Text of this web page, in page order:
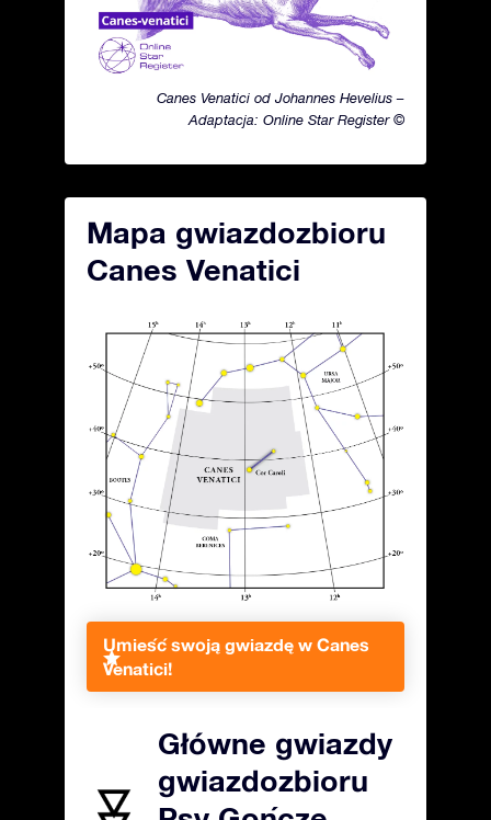
Canes Venatici od Johannes Hevelius –
Adaptacja: Online Star Register ©
Mapa gwiazdozbioru
Canes Venatici
Umieść swoją gwiazdę w Canes
Venatici!
Główne gwiazdy
gwiazdozbioru